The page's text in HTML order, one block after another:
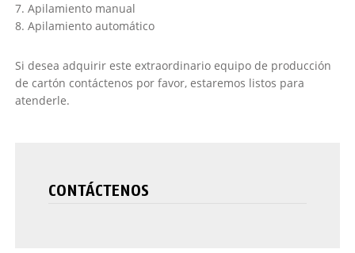
7. Apilamiento manual
8. Apilamiento automático
Si desea adquirir este extraordinario equipo de producción
de cartón contáctenos por favor, estaremos listos para
atenderle.
CONTÁCTENOS